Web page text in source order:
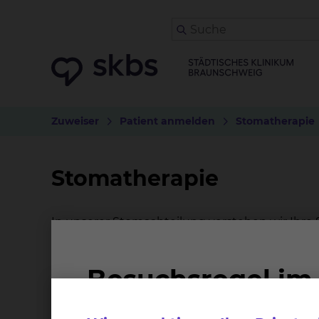
Zuweiser Patient anmelden Stomatherapie
Stomatherapie
In unserer Stomaabteilung verstehen wir Ihre
auch gerne Ihren Partner oder Ihre